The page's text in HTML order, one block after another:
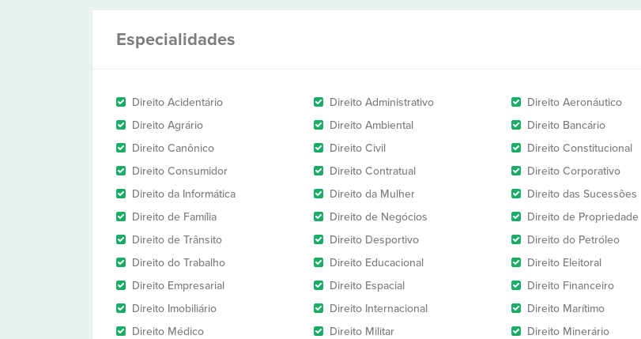
Especialidades
Direito Acidentário Direito Administrativo
Direito Aeronáutico
Direito Agrário
Direito Ambiental
Direito Bancário
Direito Canônico
Direito Civil
Direito Constitucional
Direito Consumidor
Direito Contratual
Direito Corporativo
Direito da Informática
Direito da Mulher
Direito das Sucessões
Direito de Família
Direito de Negócios
Direito de Propriedade
Direito de Trânsito
Direito Desportivo
Direito do Petróleo
Direito do Trabalho
Direito Educacional
Direito Eleitoral
Direito Empresarial
Direito Espacial
Direito Financeiro
Direito Imobiliário
Direito Internacional
Direito Marítimo
Direito Médico
Direito Militar
Direito Minerário